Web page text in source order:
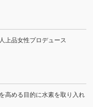
上品女性プロデュース
高める目的に水素を取り入れ